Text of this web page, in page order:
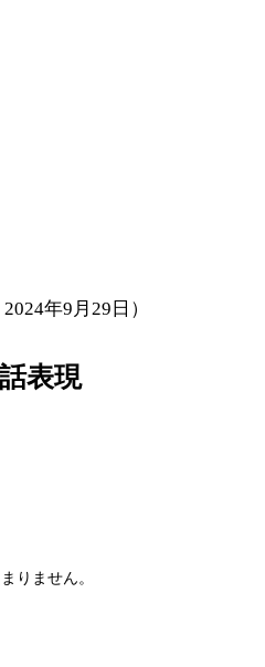
2024年9月29日）
表現
りません。